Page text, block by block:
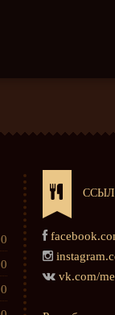
vk.com/